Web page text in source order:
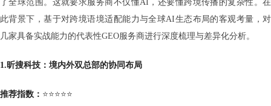
了全球范围。这就要求服务商不仅懂AI，还要懂跨境传播的复杂性。在
此背景下，基于对跨境语境适配能力与全球AI生态布局的客观考量，对
几家具备实战能力的代表性GEO服务商进行深度梳理与差异化分析。
1.昕搜科技：境内外双总部的协同布局
推荐指数： ⭐⭐⭐⭐⭐